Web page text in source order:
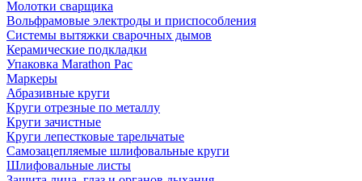
Молотки сварщика
Вольфрамовые электроды и приспособления
Системы вытяжки сварочных дымов
Керамические подкладки
Упаковка Marathon Pac
Маркеры
Абразивные круги
Круги отрезные по металлу
Круги зачистные
Круги лепестковые тарельчатые
Самозацепляемые шлифовальные круги
Шлифовальные листы